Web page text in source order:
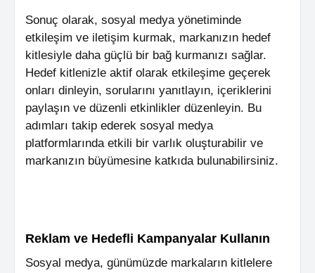
Sonuç olarak, sosyal medya yönetiminde
etkileşim ve iletişim kurmak, markanızın hedef
kitlesiyle daha güçlü bir bağ kurmanızı sağlar.
Hedef kitlenizle aktif olarak etkileşime geçerek
onları dinleyin, sorularını yanıtlayın, içeriklerini
paylaşın ve düzenli etkinlikler düzenleyin. Bu
adımları takip ederek sosyal medya
platformlarında etkili bir varlık oluşturabilir ve
markanızın büyümesine katkıda bulunabilirsiniz.
Reklam ve Hedefli Kampanyalar Kullanın
Sosyal medya, günümüzde markaların kitlelere